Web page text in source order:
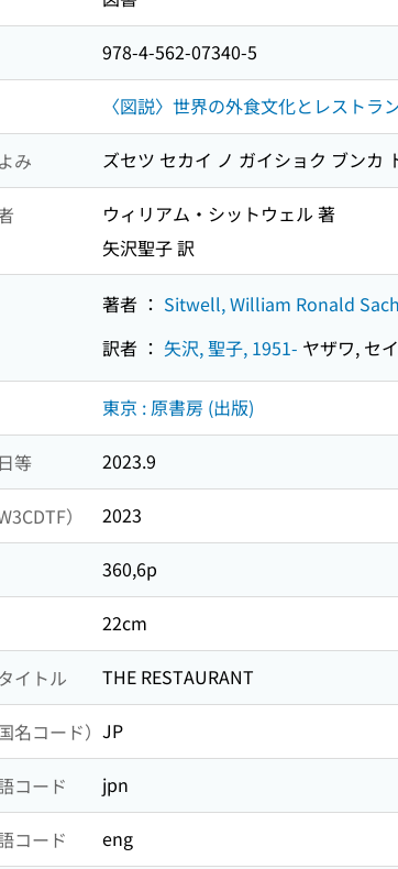
978-4-562-07340-5
〈図説〉世界の外食文化とレストラ
み ズセツ セカイ ノ ガイショク ブンカ
ウィリアム・シットウェル 著
矢沢聖子 訳
著者 ： Sitwell, William Ronald
訳者 ： 矢沢, 聖子, 1951- ヤザワ, セ
東京 : 原書房 (出版)
等 2023.9
） 2023
360,6p
22cm
イトル THE RESTAURANT
名コード） JP
コード jpn
コード eng